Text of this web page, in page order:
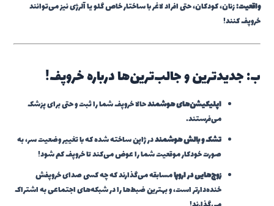
واقعیت:زنان، کودکان، حتی افراد لاغر با ساختار خاص گلو یا آلرژی نیز می‌توانند
خروپف کنند!
ب: جدیدترین و جالب‌ترین‌ها درباره خروپف!
اپلیکیشن‌های هوشمندحالا خروپف شما را ثبت و حتی برای پزشک
می‌فرستند.
تشک و بالش هوشمنددر ژاپن ساخته شده که با تغییر وضعیت سر، به
صورت خودکار موقعیت شما را عوض می‌کند تا خروپف کم شود!
زوج‌هایی در اروپامسابقه می‌گذارند که چه کسی صدای خروپفش
خنده‌دارتر است، و بهترین ضبط‌ها را در شبکه‌های اجتماعی به اشتراک